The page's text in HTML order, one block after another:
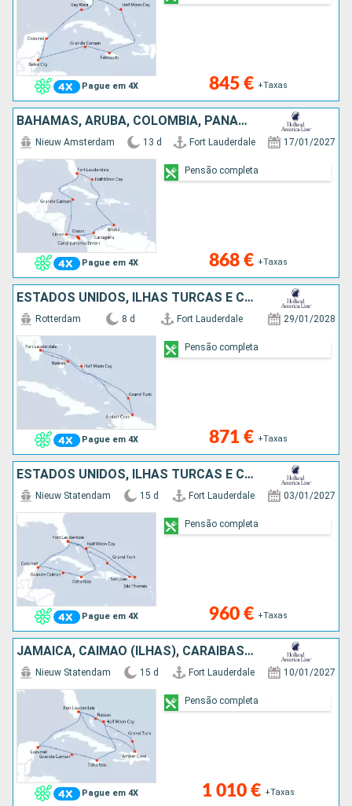
Pague em 4X 845 € +Taxas
BAHAMAS, ARUBA, COLÔMBIA, PANAMA, COSTA RICA, CAIMÃO (ILHAS), ESTADOS UNIDOS
Pague em 4X
Nieuw Amsterdam 13 d Fort Lauderdale 17/01/2027
868 € +Taxas
Pensão completa
ESTADOS UNIDOS, ILHAS TURCAS E CAICOS, REPÚBLICA DOMINICANA, BAHAMAS
Pague em 4X
Rotterdam 8 d Fort Lauderdale 29/01/2028
871 € +Taxas
Pensão completa
ESTADOS UNIDOS, ILHAS TURCAS E CAICOS, PORTO RICO, SÃO TOMÁS, BAHAMAS, JAMAICA, CAIMÃO (ILHAS), CARAIBAS - MEXICO
Pague em 4X
Nieuw Statendam 15 d Fort Lauderdale 03/01/2027
960 € +Taxas
Pensão completa
JAMAICA, CAIMÃO (ILHAS), CARAIBAS - MEXICO, BAHAMAS, ILHAS TURCAS E CAICOS, REPÚBLICA DOMINICANA, ESTADOS UNIDOS
Pague em 4X
Nieuw Statendam 15 d Fort Lauderdale 10/01/2027
1 010 € +Taxas
Pensão completa